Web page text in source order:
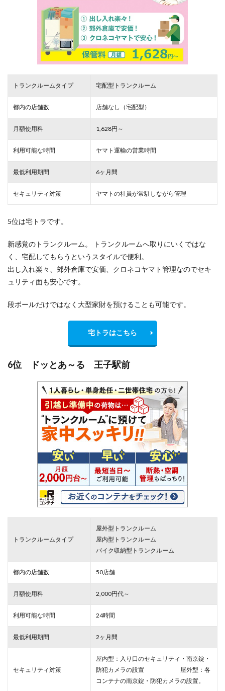
トランクルームタイプ 宅配型トランクルーム
都内の店舗数 店舗なし（宅配型）
月額使用料 1,628円～
利用可能な時間 ヤマト運輸の営業時間
最低利用期間 6ヶ月間
セキュリティ対策 ヤマトの社員が常駐しながら管理
5位は宅トラです。
新感覚のトランクルーム。 トランクルームへ取りにいくではな
く、宅配してもらうというスタイルで便利。
出し入れ楽々、郊外倉庫で安価、クロネコヤマト管理なのでセキ
ュリティ面も安心です。
段ボールだけではなく大型家財を預けることも可能です。
宅トラはこちら
6位 ドッとあ～る 王子駅前
トランクルームタイプ
屋外型トランクルーム
屋内型トランクルーム
バイク収納型トランクルーム
都内の店舗数 50店舗
月額使用料 2,000円代～
利用可能な時間 24時間
最低利用期間 2ヶ月間
セキュリティ対策
屋内型：入り口のセキュリティ・南京錠・
防犯カメラの設置 屋外型：各
コンテナの南京錠・防犯カメラの設置。